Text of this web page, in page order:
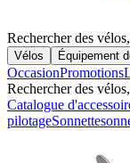
Rechercher des
Vélos Équipement
OccasionPromotions
Rechercher des
Catalogue
pilotageSonnette